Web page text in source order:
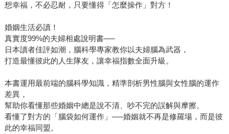
想幸福，不必忍耐，只要懂得「怎麼操作」對方！
婚姻生活必讀！
真實度99%的夫婦相處說明書──
日本讀者佳評如潮，腦科學專家教你以夫婦腦為武器，
打造最懂彼此的人生隊友，讓幸福指數全面升級。
本書運用最前端的腦科學知識，精準剖析男性腦與女性腦的運作
差異，
幫助你看懂那些婚姻中總是說不清、吵不完的誤解與摩擦。
看懂了對方的「腦袋如何運作」──婚姻就不再是修羅場，而是彼
此的幸福同盟。